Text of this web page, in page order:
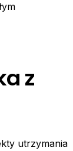
z
utrzymania